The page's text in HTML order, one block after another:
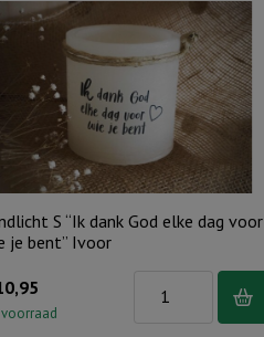
S “Ik dank God elke dag voor
je bent” Ivoor